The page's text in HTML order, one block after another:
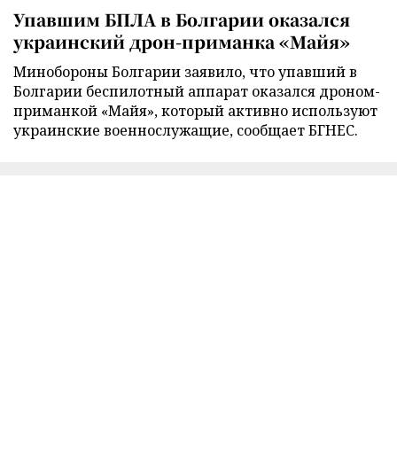
Упавшим БПЛА в Болгарии оказался
украинский дрон-приманка «Майя»
Минобороны Болгарии заявило, что упавший в
Болгарии беспилотный аппарат оказался дроном-
приманкой «Майя», который активно используют
украинские военнослужащие, сообщает БГНЕС.